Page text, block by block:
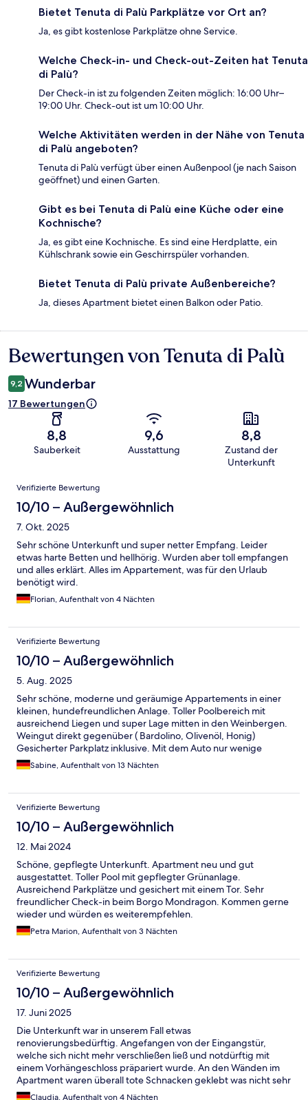
Bietet Tenuta di Palù Parkplätze vor Ort an?
Ja, es gibt kostenlose Parkplätze ohne Service.
Welche Check-in- und Check-out-Zeiten hat Tenuta
di Palù?
Der Check-in ist zu folgenden Zeiten möglich: 16:00 Uhr–
19:00 Uhr. Check-out ist um 10:00 Uhr.
Welche Aktivitäten werden in der Nähe von Tenuta
di Palù angeboten?
Tenuta di Palù verfügt über einen Außenpool (je nach Saison
geöffnet) und einen Garten.
Gibt es bei Tenuta di Palù eine Küche oder eine
Kochnische?
Ja, es gibt eine Kochnische. Es sind eine Herdplatte, ein
Kühlschrank sowie ein Geschirrspüler vorhanden.
Bietet Tenuta di Palù private Außenbereiche?
Ja, dieses Apartment bietet einen Balkon oder Patio.
Bewertungen
Bewertungen von Tenuta di Palù
9,2 Wunderbar
17 Bewertungen
8,8
Sauberkeit
9,6
Ausstattung
8,8
Zustand der
Unterkunft
Bewertungen
Verifizierte Bewertung
10/10 – Außergewöhnlich
7. Okt. 2025
Sehr schöne Unterkunft und super netter Empfang. Leider
etwas harte Betten und hellhörig. Wurden aber toll empfangen
und alles erklärt. Alles im Appartement, was für den Urlaub
benötigt wird.
Florian, Aufenthalt von 4 Nächten
Verifizierte Bewertung
10/10 – Außergewöhnlich
5. Aug. 2025
Sehr schöne, moderne und geräumige Appartements in einer
kleinen, hundefreundlichen Anlage. Toller Poolbereich mit
ausreichend Liegen und super Lage mitten in den Weinbergen.
Weingut direkt gegenüber ( Bardolino, Olivenöl, Honig)
Gesicherter Parkplatz inklusive. Mit dem Auto nur wenige
Minuten nach Lazise und Bardolino - wir kommen gerne wieder!
Sabine, Aufenthalt von 13 Nächten
Verifizierte Bewertung
10/10 – Außergewöhnlich
12. Mai 2024
Schöne, gepflegte Unterkunft. Apartment neu und gut
ausgestattet. Toller Pool mit gepflegter Grünanlage.
Ausreichend Parkplätze und gesichert mit einem Tor. Sehr
freundlicher Check-in beim Borgo Mondragon. Kommen gerne
wieder und würden es weiterempfehlen.
Petra Marion, Aufenthalt von 3 Nächten
Verifizierte Bewertung
10/10 – Außergewöhnlich
17. Juni 2025
Die Unterkunft war in unserem Fall etwas
renovierungsbedürftig. Angefangen von der Eingangstür,
welche sich nicht mehr verschließen ließ und notdürftig mit
einem Vorhängeschloss präpariert wurde. An den Wänden im
Apartment waren überall tote Schnacken geklebt was nicht sehr
appetitlich aussah. Ansonsten war das Apartment sehr
Claudia, Aufenthalt von 4 Nächten